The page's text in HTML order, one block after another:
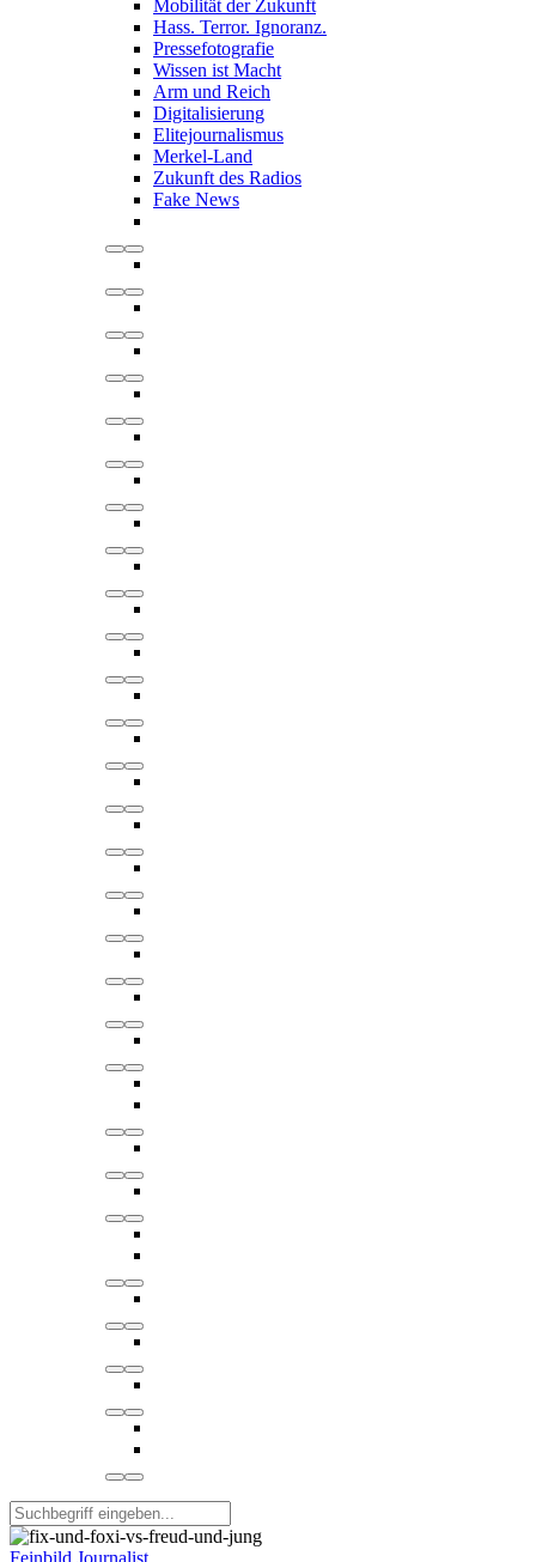
Mobilität der Zukunft
Hass. Terror. Ignoranz.
Pressefotografie
Wissen ist Macht
Arm und Reich
Digitalisierung
Elitejournalismus
Merkel-Land
Zukunft des Radios
Fake News
Feinbild Journalist